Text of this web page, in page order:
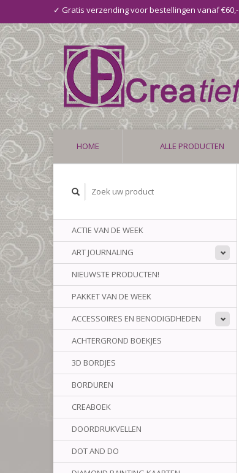
✓ Gratis verzending voor bestellingen vanaf €60,-
HOME ALLE PRODUCTEN
ACTIE VAN DE WEEK
ART JOURNALING
NIEUWSTE PRODUCTEN!
PAKKET VAN DE WEEK
ACCESSOIRES EN BENODIGDHEDEN
ACHTERGROND BOEKJES
3D BORDJES
BORDUREN
CREABOEK
DOORDRUKVELLEN
DOT AND DO